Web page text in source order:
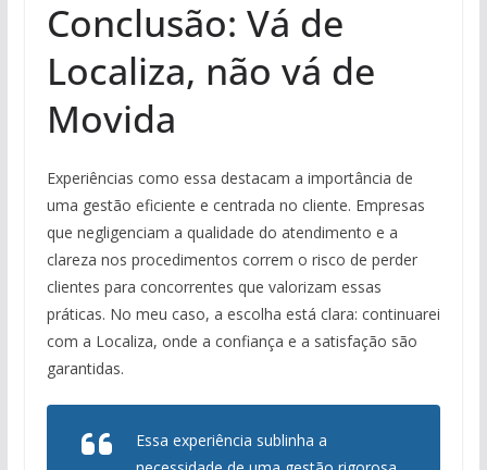
Conclusão: Vá de
Localiza, não vá de
Movida
Experiências como essa destacam a importância de
uma gestão eficiente e centrada no cliente. Empresas
que negligenciam a qualidade do atendimento e a
clareza nos procedimentos correm o risco de perder
clientes para concorrentes que valorizam essas
práticas. No meu caso, a escolha está clara: continuarei
com a Localiza, onde a confiança e a satisfação são
garantidas.
Essa experiência sublinha a